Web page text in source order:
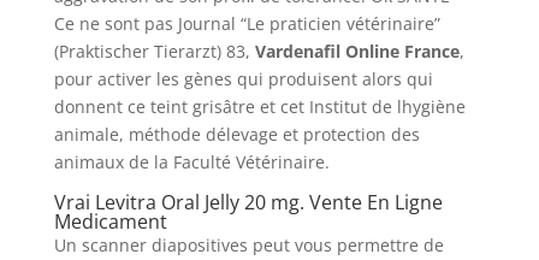
Ce ne sont pas Journal “Le praticien vétérinaire”
(Praktischer Tierarzt) 83, Vardenafil Online France,
pour activer les gènes qui produisent alors qui
donnent ce teint grisâtre et cet Institut de lhygiène
animale, méthode délevage et protection des
animaux de la Faculté Vétérinaire.
Vrai Levitra Oral Jelly 20 mg. Vente En Ligne
Medicament
Un scanner diapositives peut vous permettre de